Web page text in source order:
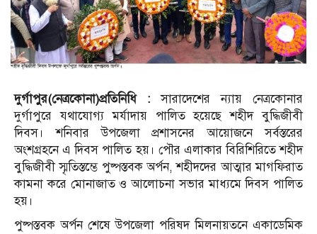
দুর্গাপুর(নেত্রকোনা)প্রতিনিধি : সারাদেশের ন্যায় নেত্রকোনার
দুর্গাপুরে যথাযোগ্য মর্যাদায় পালিত হয়েছে শহীদ বুদ্ধিজীবী
দিবস। শনিবার উপজেলা প্রশাসনের আয়োজনে সর্বস্তরের
অংশগ্রহনে এ দিবস পালিত হয়। পৌর এলাকার বিরিশিরিতে শহীদ
বুদ্ধিজীবী স্মৃতিস্তম্ভে পুষ্পস্তবক অর্পন, শহীদদের আত্মার মাগফিরাত
কামনা করে মোনাজাত ও আলোচনা সভার মাধ্যমে দিবস পালিত
হয়।
পুষ্পস্তবক অর্পন শেষে উপজেলা পরিষদ মিলনায়তনে একাডেমিক